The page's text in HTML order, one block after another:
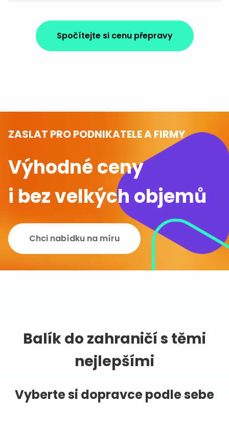
Spočítejte si cenu přepravy
ZASLAT PRO PODNIKATELE A FIRMY
Výhodné ceny
i bez velkých objemů
Chci nabídku na míru
Balík do zahraničí s těmi
nejlepšími
Vyberte si dopravce podle sebe